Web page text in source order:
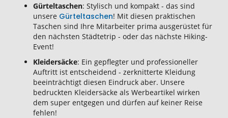
Gürteltaschen: Stylisch und kompakt - das sind
unsere Gürteltaschen! Mit diesen praktischen
Taschen sind Ihre Mitarbeiter prima ausgerüstet für
den nächsten Städtetrip - oder das nächste Hiking-
Event!
Kleidersäcke: Ein gepflegter und professioneller
Auftritt ist entscheidend - zerknitterte Kleidung
beeinträchtigt diesen Eindruck aber. Unsere
bedruckten Kleidersäcke als Werbeartikel wirken
dem super entgegen und dürfen auf keiner Reise
fehlen!